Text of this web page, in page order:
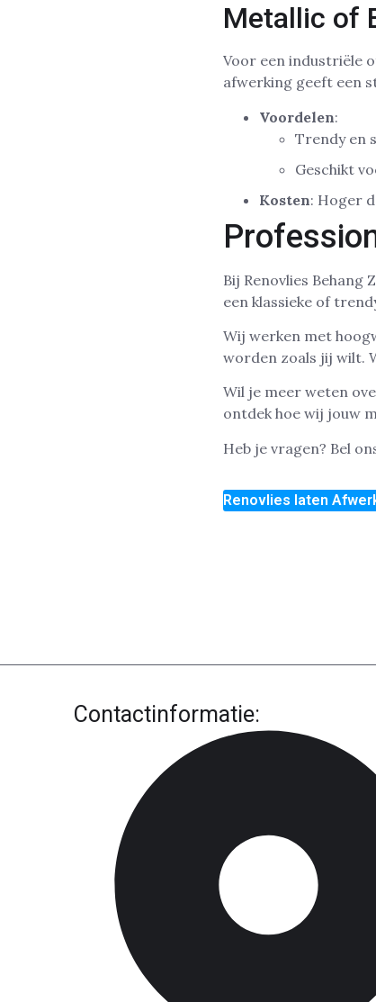
Metallic of
Voor een industriële
afwerking geeft een
Voordelen:
Trendy en
Geschikt
Kosten: Hoger
Bij Renovlies Behang
een klassieke of
Wij werken met
worden zoals jij wilt.
Wil je meer weten
ontdek hoe wij jouw
Heb je vragen? Bel
Renovlies laten
Contactinformatie: